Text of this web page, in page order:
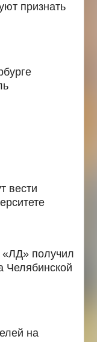
признать
вести
«ЛД» получил
Челябинской
на